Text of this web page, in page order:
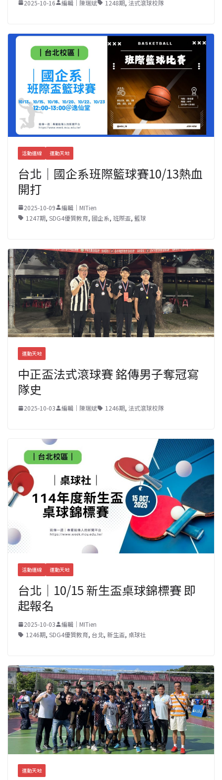
2025-10-16 編輯｜陳瑞斌 1248期, 法式滾球校隊
活動連線 運動天地
台北｜國企系班際籃球賽10/13熱血
開打
2025-10-09
編輯｜MITien
1247期, SDG4優質教育, 國企系, 班際盃, 籃球
運動天地
中正盃法式滾球賽 銘傳男子奪冠寫
隊史
2025-10-03 編輯｜陳瑞斌 1246期, 法式滾球校隊
活動連線 運動天地
台北｜10/15 新生盃桌球錦標賽 即
起報名
2025-10-03
編輯｜MITien
1246期, SDG4優質教育, 台北, 新生盃, 桌球社
運動天地